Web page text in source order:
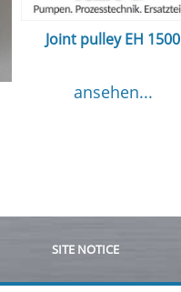
Joint pulley EH 1500
ansehen...
SITE NOTICE